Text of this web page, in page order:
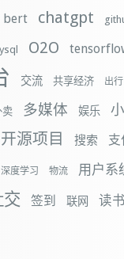
bert chatgpt
O2O
交流 共享经济 出行
卖 多媒体 娱乐
开源项目 搜索 支
深度学习 物流 用户系
交 签到 联网 读书